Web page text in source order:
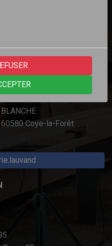
BLANCHE
60580 Coye-la-Forêt